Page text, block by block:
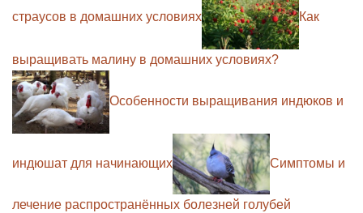
страусов в домашних условиях Как
выращивать малину в домашних условиях?
Особенности выращивания индюков и
индюшат для начинающих Симптомы и
лечение распространённых болезней голубей